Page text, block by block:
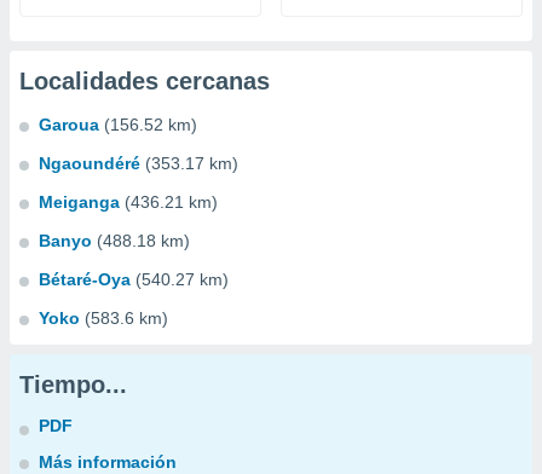
Localidades cercanas
Garoua (156.52 km)
Ngaoundéré (353.17 km)
Meiganga (436.21 km)
Banyo (488.18 km)
Bétaré-Oya (540.27 km)
Yoko (583.6 km)
Tiempo...
PDF
Más información